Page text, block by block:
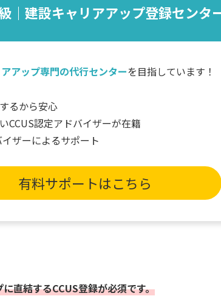
｜建設キャリアアップ登録センタ
アップ専門の代行センターを目指しています！
るから安心
CCUS認定アドバイザーが在籍
イザーによるサポート
有料サポートはこちら
直結するCCUS登録が必須です。